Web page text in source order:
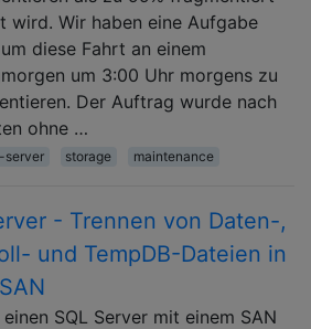
wird. Wir haben eine Aufgabe
diese Fahrt an einem
um 3:00 Uhr morgens zu
Der Auftrag wurde nach
ohne …
server storage maintenance
- Trennen von Daten-,
und TempDB-Dateien in
SQL Server mit einem SAN